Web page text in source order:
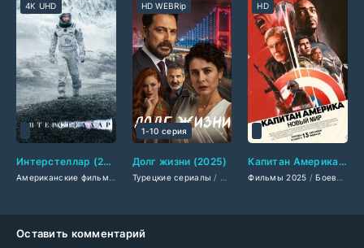
Интерстеллар (2014)
Британские фильмы / Крутые фильмы/Фильмы с
4K UHD
Долг жизни (2025)
Турецкие сериалы / Фильмы 2025/Сериалы 2025
HD WEBRip
1-10 серия
Капитан Америка: Новый мир (2025)
Фильмы 2025 /Боевики 2025
HD
Оставить комментарий